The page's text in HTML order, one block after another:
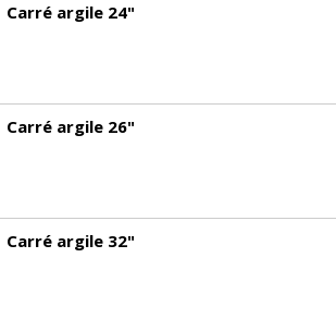
Carré argile 24"
Carré argile 26"
Carré argile 32"